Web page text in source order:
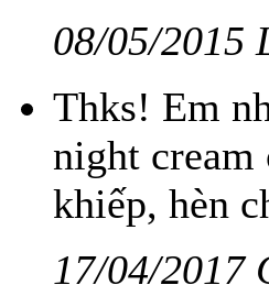
08/05/2015
Thks! Em
night cream
khiếp, hèn
17/04/2017